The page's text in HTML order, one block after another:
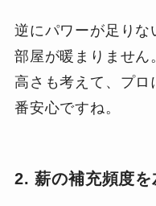
逆にパワーが足りな
部屋が暖まりませ
高さも考えて、プ
番安心ですね。
2. 薪の補充頻度を